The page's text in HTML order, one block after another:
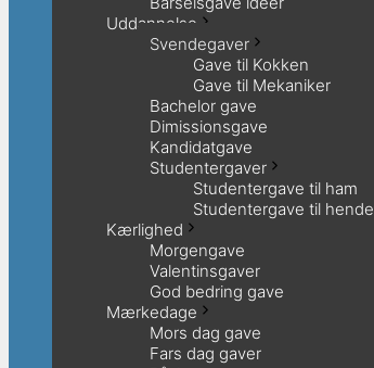
Uddannelse
Svendegaver
Gave til Kokken
Gave til Mekaniker
Bachelor gave
Dimissionsgave
Kandidatgave
Studentergaver
Studentergave til ham
Studentergave til hende
Kærlighed
Morgengave
Valentinsgaver
God bedring gave
Mærkedage
Mors dag gave
Fars dag gaver